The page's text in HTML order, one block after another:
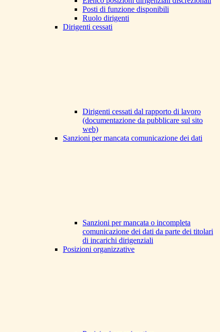
Posti di funzione disponibili
Ruolo dirigenti
Dirigenti cessati
Dirigenti cessati dal rapporto di lavoro
(documentazione da pubblicare sul sito
web)
Sanzioni per mancata comunicazione dei dati
Sanzioni per mancata o incompleta
comunicazione dei dati da parte dei titolari
di incarichi dirigenziali
Posizioni organizzative